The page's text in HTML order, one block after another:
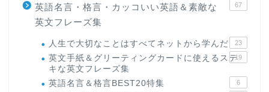
英語名言・格言・カッコいい英語＆素敵な
英文フレーズ集
67
人生で大切なことはすべてネットから学んだ 23
英文手紙＆グリーティングカードに使えるステ
キな英文フレーズ集
19
英語名言＆格言BEST20特集 6